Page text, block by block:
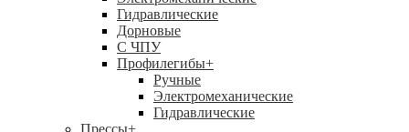
Гидравлические
Дорновые
С ЧПУ
Профилегибы+
Ручные
Электромеханические
Гидравлические
Прессы+